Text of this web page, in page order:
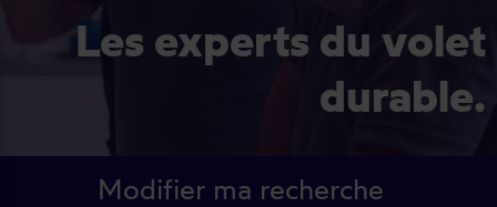
Les experts du volet
durable.
Modifier ma recherche